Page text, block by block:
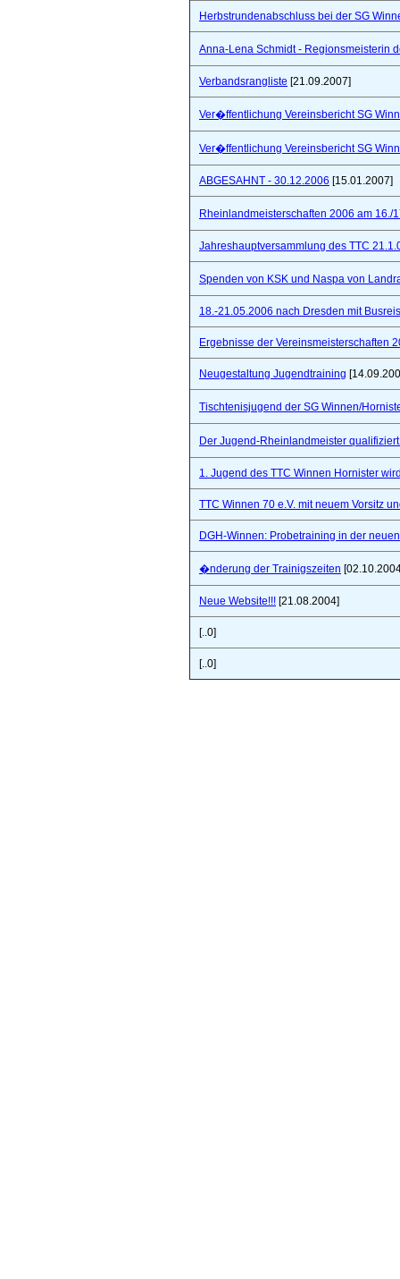
Herbstrundenabschluss bei der SG
Anna-Lena Schmidt - Regionsmeisterin
Verbandsrangliste [21.09.2007]
Ver�ffentlichung Vereinsbericht SG
Ver�ffentlichung Vereinsbericht SG
ABGESAHNT - 30.12.2006 [15.01.2007]
Rheinlandmeisterschaften 2006 am
Jahreshauptversammlung des TTC
Spenden von KSK und Naspa von
18.-21.05.2006 nach Dresden mit
Ergebnisse der Vereinsmeisterschaften
Neugestaltung Jugendtraining
Tischtenisjugend der SG Winnen/
Der Jugend-Rheinlandmeister
1. Jugend des TTC Winnen Hornister
TTC Winnen 70 e.V. mit neuem Vorsitz
DGH-Winnen: Probetraining in der
�nderung der Trainigszeiten
Neue Website!!! [21.08.2004]
[..0]
[..0]